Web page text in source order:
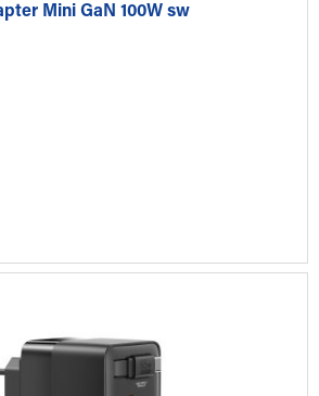
Mini GaN 100W sw